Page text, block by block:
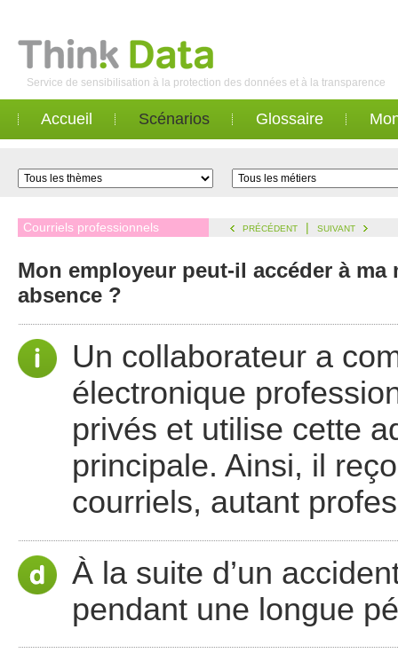
Service de sensibilisation à la protection des données et à la transparence
Accueil Scénarios Glossaire
Courriels professionnels PRÉCÉDENT | SUIVANT
Mon employeur peut-il accéder à
absence ?
Un collaborateur a
électronique
privés et utilise cette
principale. Ainsi, il
courriels, autant
À la suite d’un
pendant une longue